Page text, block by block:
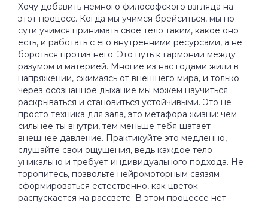
Хочу добавить немного философского взгляда на
этот процесс. Когда мы учимся брейситься, мы по
сути учимся принимать свое тело таким, какое оно
есть, и работать с его внутренними ресурсами, а не
бороться против него. Это путь к гармонии между
разумом и материей. Многие из нас годами жили в
напряжении, сжимаясь от внешнего мира, и только
через осознанное дыхание мы можем научиться
раскрываться и становиться устойчивыми. Это не
просто техника для зала, это метафора жизни: чем
сильнее ты внутри, тем меньше тебя шатает
внешнее давление. Практикуйте это медленно,
слушайте свои ощущения, ведь каждое тело
уникально и требует индивидуального подхода. Не
торопитесь, позвольте нейромоторным связям
сформироваться естественно, как цветок
распускается на рассвете. В этом процессе нет